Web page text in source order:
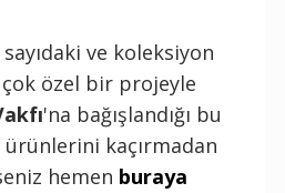
sayıdaki ve koleksiyon
özel bir projeyle
'na bağışlandığı bu
kaçırmadan
hemen buraya